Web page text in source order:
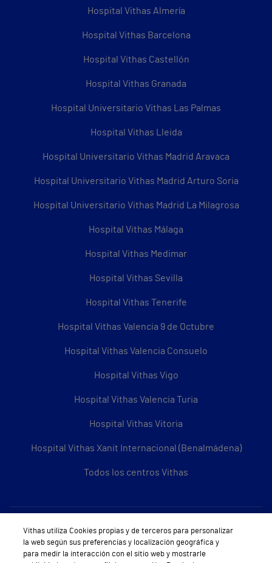
Hospital Vithas Almería
Hospital Vithas Barcelona
Hospital Vithas Castellón
Hospital Vithas Granada
Hospital Universitario Vithas Las Palmas
Hospital Vithas Lleida
Hospital Universitario Vithas Madrid Aravaca
Hospital Universitario Vithas Madrid Arturo Soria
Hospital Universitario Vithas Madrid La Milagrosa
Hospital Vithas Málaga
Hospital Vithas Medimar
Hospital Vithas Sevilla
Hospital Vithas Tenerife
Hospital Vithas Valencia 9 de Octubre
Hospital Vithas Valencia Consuelo
Hospital Vithas Vigo
Hospital Vithas Valencia Turia
Hospital Vithas Vitoria
Hospital Vithas Xanit Internacional (Benalmádena)
Todos los centros Vithas
Sobre Vithas
Quiénes somos
Vithas utiliza Cookies propias y de terceros para personalizar
la web según sus preferencias y localización geográfica y
para medir la interacción con el sitio web y mostrarle